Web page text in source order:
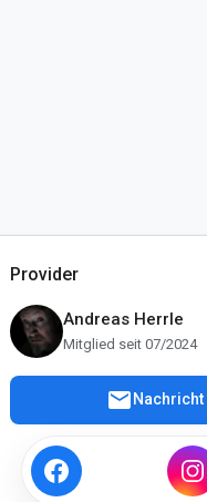
Provider
Andreas Herrle
Mitglied seit 07/2024
mail